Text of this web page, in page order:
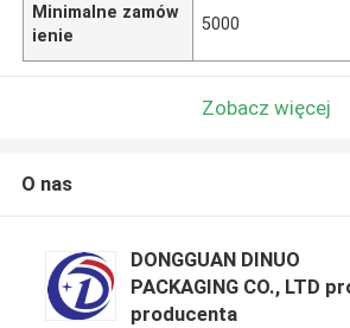
Minimalne zamów
ienie
5000
Zobacz więcej
O nas
DONGGUAN DINUO
PACKAGING CO., LTD
producenta